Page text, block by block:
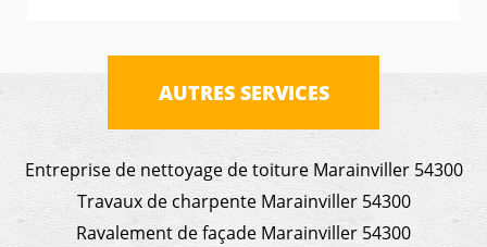
AUTRES SERVICES
Entreprise de nettoyage de toiture Marainviller 54300
Travaux de charpente Marainviller 54300
Ravalement de façade Marainviller 54300